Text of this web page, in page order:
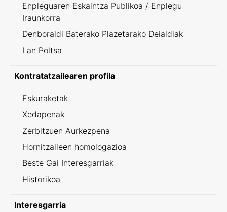
Enpleguaren Eskaintza Publikoa / Enplegu
Iraunkorra
Denboraldi Baterako Plazetarako Deialdiak
Lan Poltsa
Kontratatzailearen profila
Eskuraketak
Xedapenak
Zerbitzuen Aurkezpena
Hornitzaileen homologazioa
Beste Gai Interesgarriak
Historikoa
Interesgarria